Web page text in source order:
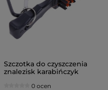
Szczotka do czyszczenia
znalezisk karabińczyk
0 ocen